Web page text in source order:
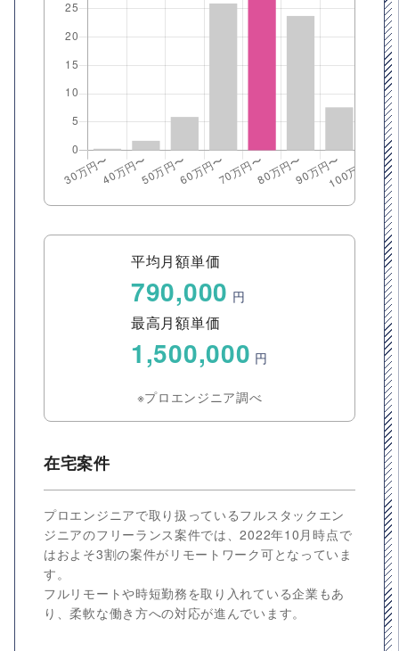
平均月額単価
790,000 円
最高月額単価
1,500,000 円
※プロエンジニア調べ
在宅案件
プロエンジニアで取り扱っているフルスタックエン
ジニアのフリーランス案件では、2022年10月時点で
はおよそ3割の案件がリモートワーク可となっていま
す。
フルリモートや時短勤務を取り入れている企業もあ
り、柔軟な働き方への対応が進んでいます。